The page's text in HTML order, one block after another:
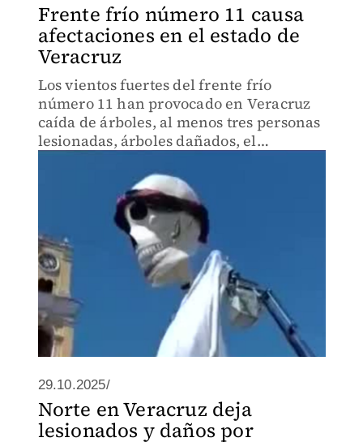
Frente frío número 11 causa
afectaciones en el estado de
Veracruz
Los vientos fuertes del frente frío
número 11 han provocado en Veracruz
caída de árboles, al menos tres personas
lesionadas, árboles dañados, el
láminas, y de una catrina monumental.
29.10.2025/
Norte en Veracruz deja
lesionados y daños por